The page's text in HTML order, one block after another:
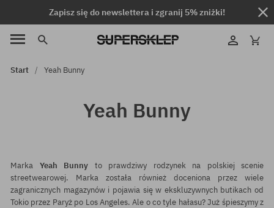
Zapisz się do newslettera i zgranij 5% zniżki!
Start Yeah Bunny
Yeah Bunny
Marka Yeah Bunny to prawdziwy rodzynek na polskiej scenie
streetwearowej. Marka została również doceniona przez wiele
zagranicznych magazynów i pojawia się w ekskluzywnych butikach od
Tokio przez Paryż po Los Angeles. Ale o co tyle hałasu? Już śpieszymy z